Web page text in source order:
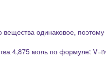
вещества одинаковое, поэтому
4,875 моль по формуле: